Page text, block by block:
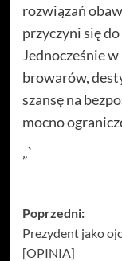
rozwiązań
przyczyni się
Jednocześnie
browarów,
szansę na
mocno
„`
Zobacz
wpisy
Poprzedni:
Prezydent jako
[OPINIA]